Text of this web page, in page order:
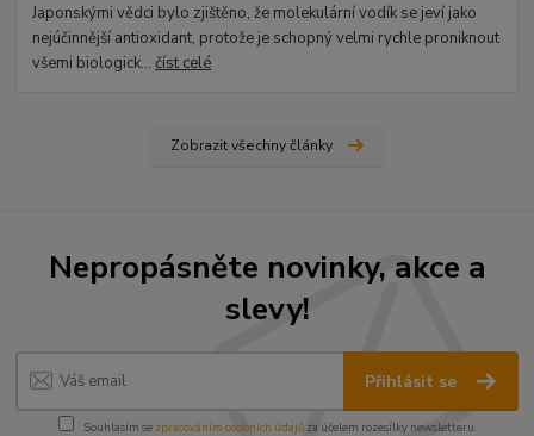
Japonskými vědci bylo zjištěno, že molekulární vodík se jeví jako
nejúčinnější antioxidant, protože je schopný velmi rychle proniknout
všemi biologick...číst celé
Zobrazit všechny články
Nepropásněte novinky, akce a
slevy!
Přihlásit se
Souhlasím se zpracováním osobních údajůza účelem rozesílky newsletteru.